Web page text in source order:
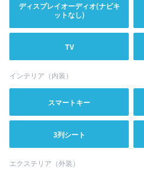
ディスプレイオーディオ(ナビキ
ットなし)
TV
インテリア（内装）
スマートキー
3列シート
エクステリア（外装）